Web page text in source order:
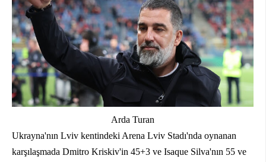
Arda Turan
Ukrayna'nın Lviv kentindeki Arena Lviv Stadı'nda oynanan
karşılaşmada Dmitro Kriskiv'in 45+3 ve Isaque Silva'nın 55 ve